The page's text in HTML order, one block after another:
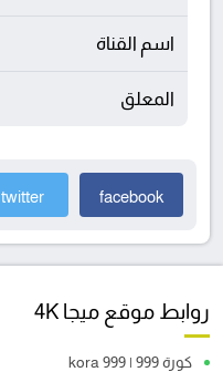
اسم القناة
المعلق
facebook
twitter
روابط موقع ميجا 4K
كورة 999 | kora 999